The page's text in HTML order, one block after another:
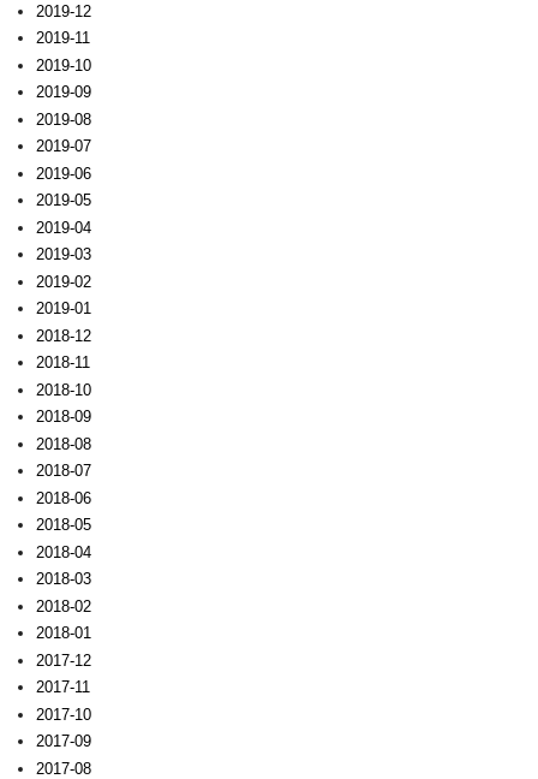
2019-12
2019-11
2019-10
2019-09
2019-08
2019-07
2019-06
2019-05
2019-04
2019-03
2019-02
2019-01
2018-12
2018-11
2018-10
2018-09
2018-08
2018-07
2018-06
2018-05
2018-04
2018-03
2018-02
2018-01
2017-12
2017-11
2017-10
2017-09
2017-08